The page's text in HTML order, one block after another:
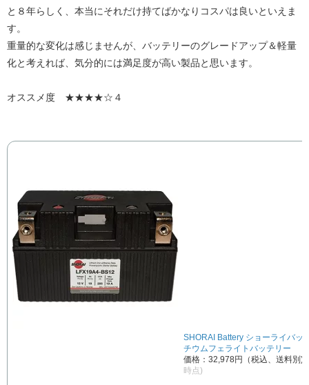
と８年らしく、本当にそれだけ持てばかなりコスパは良いといえま
す。
重量的な変化は感じませんが、バッテリーのグレードアップ＆軽量
化と考えれば、気分的には満足度が高い製品と思います。
オススメ度 ★★★★☆４
SHORAI Battery ショーライバッ
チウムフェライトバッテリー
価格：32,978円（税込、送料別)
時点)